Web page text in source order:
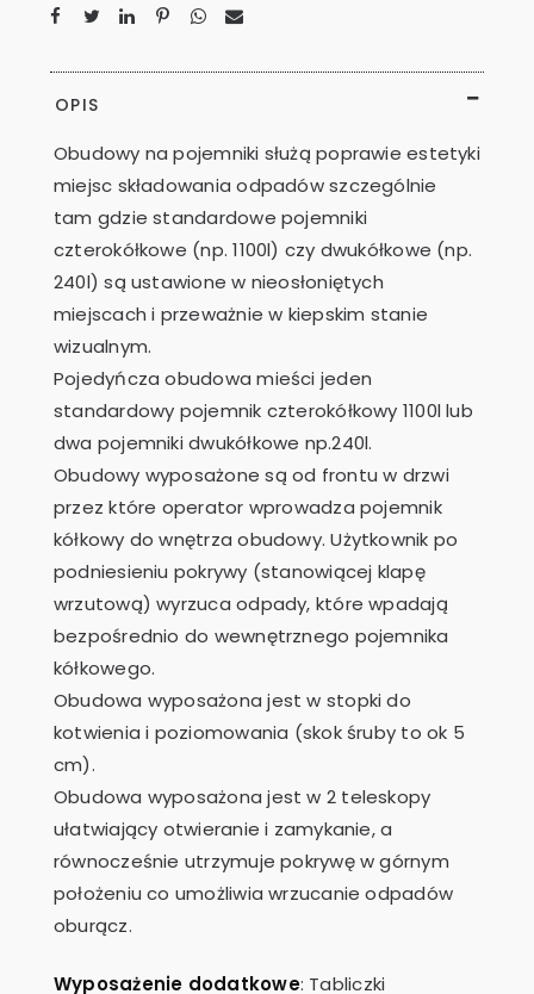
OPIS
Obudowy na pojemniki służą poprawie estetyki
miejsc składowania odpadów szczególnie
tam gdzie standardowe pojemniki
czterokółkowe (np. 1100l) czy dwukółkowe (np.
240l) są ustawione w nieosłoniętych
miejscach i przeważnie w kiepskim stanie
wizualnym.
Pojedyńcza obudowa mieści jeden
standardowy pojemnik czterokółkowy 1100l lub
dwa pojemniki dwukółkowe np.240l.
Obudowy wyposażone są od frontu w drzwi
przez które operator wprowadza pojemnik
kółkowy do wnętrza obudowy. Użytkownik po
podniesieniu pokrywy (stanowiącej klapę
wrzutową) wyrzuca odpady, które wpadają
bezpośrednio do wewnętrznego pojemnika
kółkowego.
Obudowa wyposażona jest w stopki do
kotwienia i poziomowania (skok śruby to ok 5
cm).
Obudowa wyposażona jest w 2 teleskopy
ułatwiający otwieranie i zamykanie, a
równocześnie utrzymuje pokrywę w górnym
położeniu co umożliwia wrzucanie odpadów
oburącz.
Wyposażenie dodatkowe: Tabliczki